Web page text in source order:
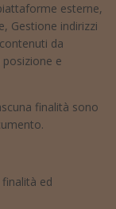
esterne,
Gestione indirizzi
da
e
finalità sono
ed